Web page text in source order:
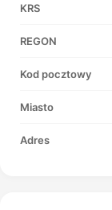
KRS
REGON
Kod pocztowy
Miasto
Adres